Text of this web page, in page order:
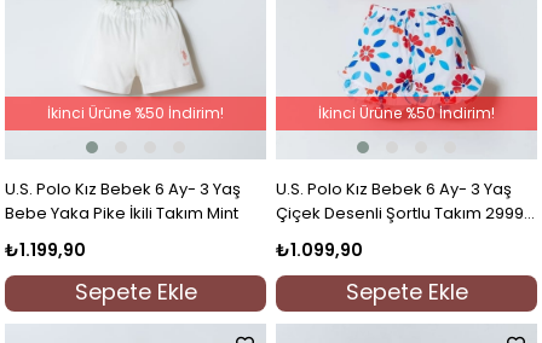
U.S. Polo Kız Bebek 6 Ay- 3 Yaş
Bebe Yaka Pike İkili Takım Mint
₺1.199,90
Sepete Ekle
İkinci Ürüne %50 İndirim!
U.S. Polo Kız Bebek 6 Ay- 3 Yaş
Çiçek Desenli Şortlu Takım 2999
Narçiçeği
₺1.099,90
Sepete Ekle
İkinci Ürüne %50 İndirim!